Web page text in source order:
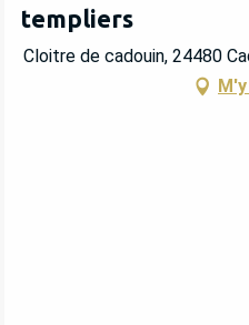
templiers
Cloitre de cadouin, 24480